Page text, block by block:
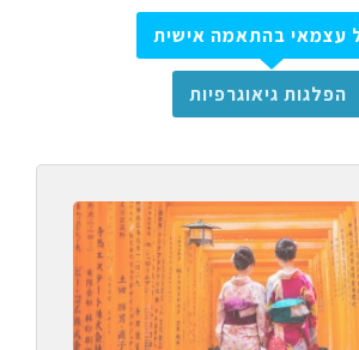
עצמאי בהתאמה אישית
הפלגות גיאוגרפיות